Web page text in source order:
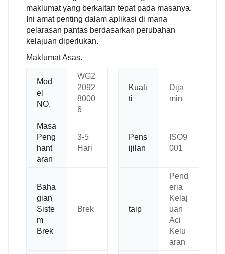
maklumat yang berkaitan tepat pada masanya.
Ini amat penting dalam aplikasi di mana
pelarasan pantas berdasarkan perubahan
kelajuan diperlukan.
Maklumat Asas.
Mod
el
NO.
WG2
2092
8000
6
Kuali
ti
Dija
min
Masa
Peng
hant
aran
3-5
Hari
Pens
ijilan
ISO9
001
Baha
gian
Siste
m
Brek
Brek taip
Pend
eria
Kelaj
uan
Aci
Kelu
aran